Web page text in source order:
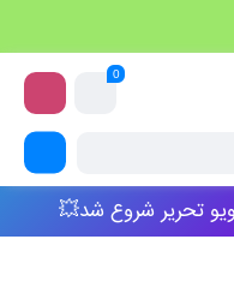
0
تحریر شروع شد💥